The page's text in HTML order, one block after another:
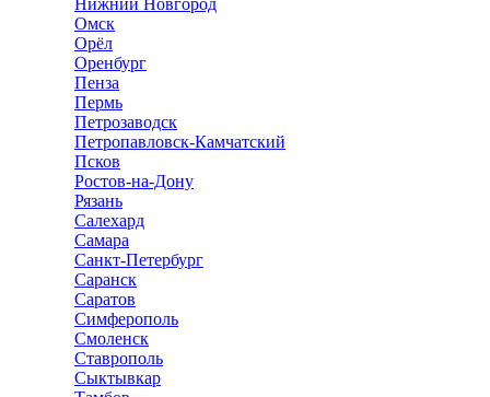
Нижний Новгород
Омск
Орёл
Оренбург
Пенза
Пермь
Петрозаводск
Петропавловск-Камчатский
Псков
Ростов-на-Дону
Рязань
Салехард
Самара
Санкт-Петербург
Саранск
Саратов
Симферополь
Смоленск
Ставрополь
Сыктывкар